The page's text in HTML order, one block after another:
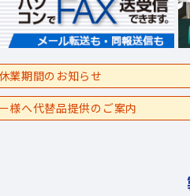
業期間のお知らせ
様へ代替品提供のご案内